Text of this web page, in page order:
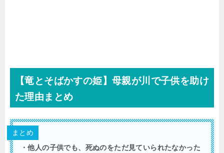
【竜とそばかすの姫】母親が川で子供を助け
た理由まとめ
まとめ
・他人の子供でも、死ぬのをただ見ていられたなかった